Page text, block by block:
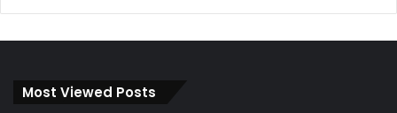
Most Viewed Posts